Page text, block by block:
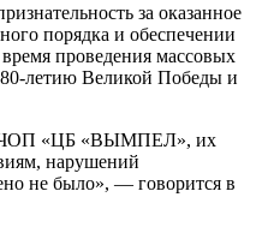
за оказанное
порядка и обеспечении
проведения массовых
летию Великой Победы и
ЧОП «ЦБ «ВЫМПЕЛ», их
нарушений
не было», — говорится в